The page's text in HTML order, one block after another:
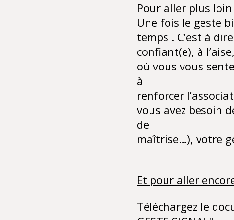
Pour aller plus loin
Une fois le geste
temps . C’est à
confiant(e), à
où vous vous
à
renforcer
vous avez besoin
de
maîtrise…), votre
Et pour aller
Téléchargez le